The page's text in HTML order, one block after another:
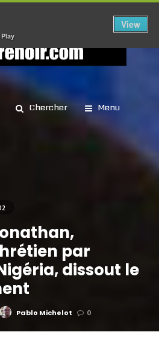
Chercher Menu
par
dissout le
Pablo Michelot 0
View